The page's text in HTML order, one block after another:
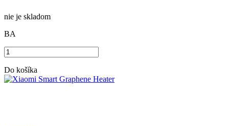
nie je skladom
BA
Do košíka